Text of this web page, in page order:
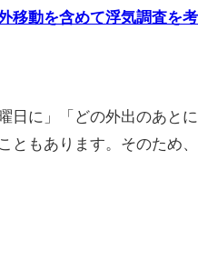
移動を含めて浮気調査を
に」「どの外出のあと
もあります。そのため